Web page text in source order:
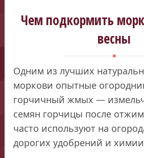
Чем подкормить
весны
Одним из лучших
моркови опытные
горчичный жмых —
семян горчицы после
часто используют на
дорогих удобрений и